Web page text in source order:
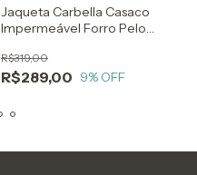
Jaqueta Carbella Casaco
Impermeável Forro Pelo
R$289,00
R$319,00
9% OFF